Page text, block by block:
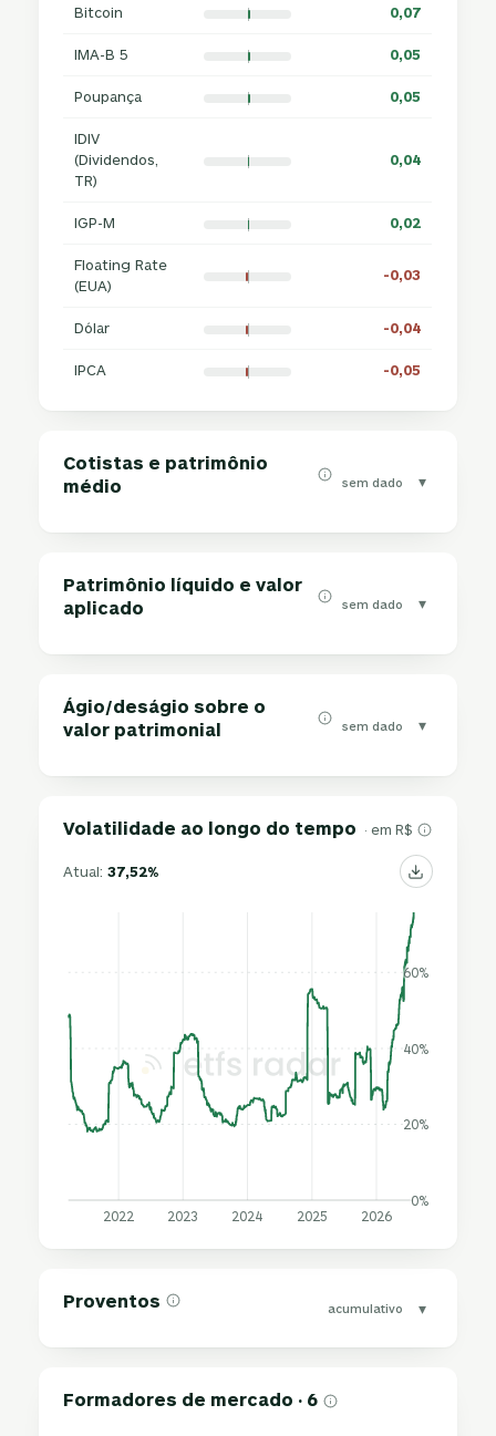
Bitcoin 0,07
IMA-B 5 0,05
Poupança 0,05
IDIV
(Dividendos,
TR)
0,04
IGP-M 0,02
Floating Rate
(EUA)
-0,03
Dólar -0,04
IPCA -0,05
Cotistas e patrimônio
médio
sem dado ▾
Patrimônio líquido e valor
aplicado
sem dado ▾
Ágio/deságio sobre o
valor patrimonial
sem dado ▾
Volatilidade ao longo do tempo · em R$
Atual:37,52%
0%
20%
40%
60%
2022 2023 2024 2025 2026
Proventos acumulativo ▾
Formadores de mercado · 6